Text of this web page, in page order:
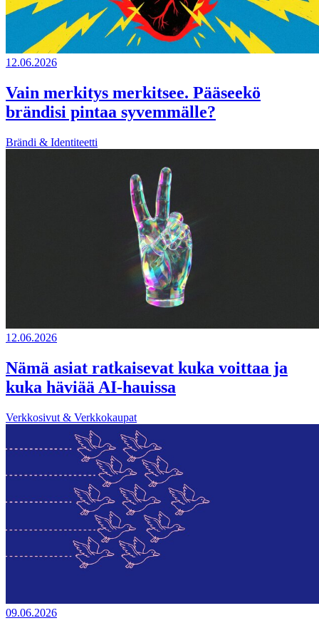
12.06.2026
Vain merkitys merkitsee. Pääseekö
brändisi pintaa syvemmälle?
Brändi & Identiteetti
12.06.2026
Nämä asiat ratkaisevat kuka voittaa ja
kuka häviää AI-hauissa
Verkkosivut & Verkkokaupat
09.06.2026